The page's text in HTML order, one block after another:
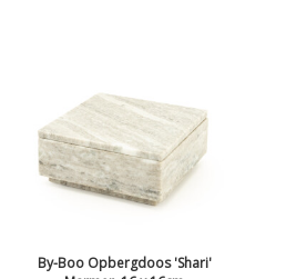
By-Boo Opbergdoos 'Shari'